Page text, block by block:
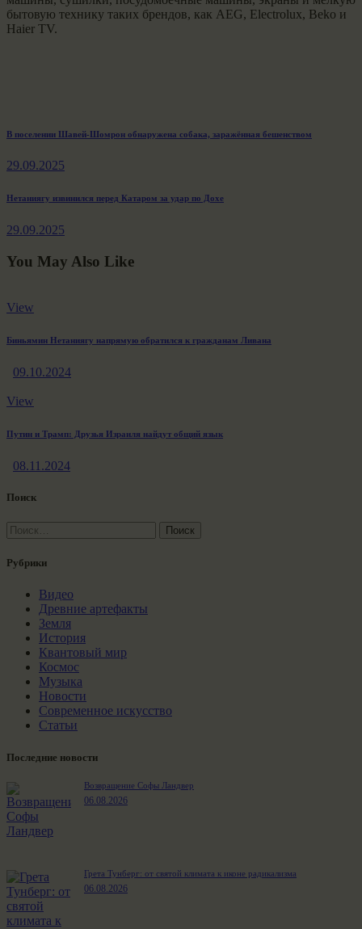
бытовую технику таких брендов, как AEG, Electrolux, Beko и
Haier TV.
Навигация
по
Previous
В поселении Шавей-Шомрон обнаружена собака, заражённая бешенством
29.09.2025
Next
Нетаниягу извинился перед Катаром за удар по Дохе
29.09.2025
You May Also Like
View
Биньямин Нетаниягу напрямую обратился к гражданам Ливана
09.10.2024
View
Путин и Трамп: Друзья Израиля найдут общий язык
08.11.2024
Поиск
Найти:
Рубрики
Видео
Древние артефакты
Земля
История
Квантовый мир
Космос
Музыка
Новости
Современное искусство
Статьи
Последние новости
Возвращение Софы Ландвер
06.08.2026
Грета Тунберг: от святой климата к иконе радикализма
06.08.2026